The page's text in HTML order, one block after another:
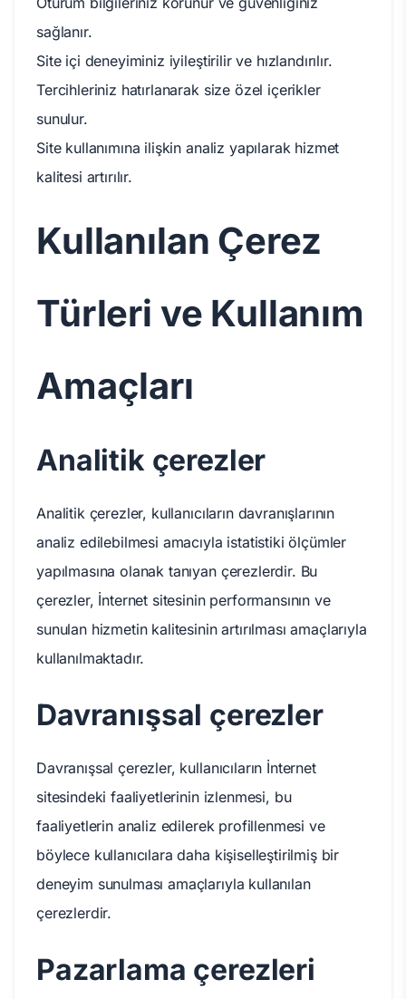
sağlanır.
Site içi deneyiminiz iyileştirilir ve hızlandırılır.
Tercihleriniz hatırlanarak size özel içerikler
sunulur.
Site kullanımına ilişkin analiz yapılarak hizmet
kalitesi artırılır.
Kullanılan Çerez
Türleri ve Kullanım
Amaçları
Analitik çerezler
Analitik çerezler, kullanıcıların davranışlarının
analiz edilebilmesi amacıyla istatistiki ölçümler
yapılmasına olanak tanıyan çerezlerdir. Bu
çerezler, İnternet sitesinin performansının ve
sunulan hizmetin kalitesinin artırılması amaçlarıyla
kullanılmaktadır.
Davranışsal çerezler
Davranışsal çerezler, kullanıcıların İnternet
sitesindeki faaliyetlerinin izlenmesi, bu
faaliyetlerin analiz edilerek profillenmesi ve
böylece kullanıcılara daha kişiselleştirilmiş bir
deneyim sunulması amaçlarıyla kullanılan
çerezlerdir.
Pazarlama çerezleri